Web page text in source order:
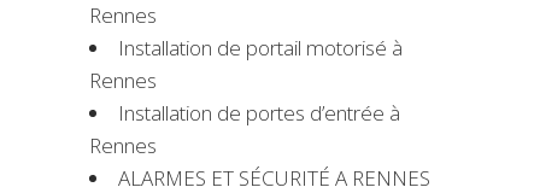
Rennes
Installation de portail motorisé à
Rennes
Installation de portes d’entrée à
Rennes
ALARMES ET SÉCURITÉ A RENNES